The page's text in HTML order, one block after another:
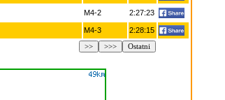
M4-2 2:27:23
M4-3 2:28:15
Ostatni
>>>
>>